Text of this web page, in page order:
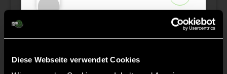
Diese Webseite verwendet Cookies
10